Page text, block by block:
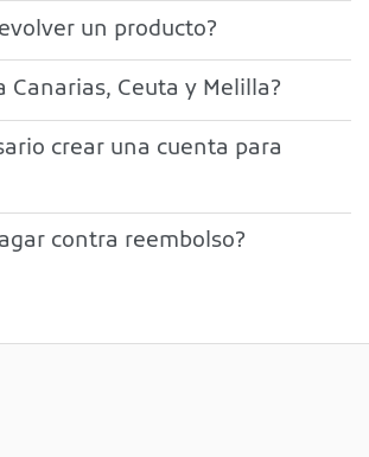
un producto?
Canarias, Ceuta y Melilla?
crear una cuenta para
contra reembolso?